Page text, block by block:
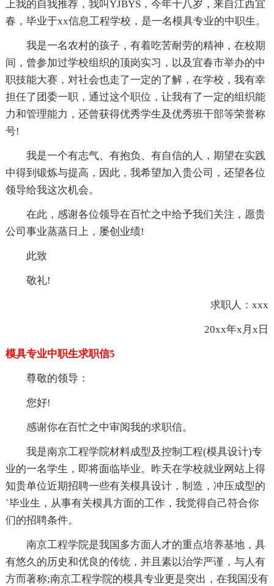
上我的自我推荐，我叫YJBYS，今年十八岁，来自江西宜
春，毕业于xx信息工程学校，是一名模具专业的中职生。
我是一名农村的孩子，有着吃苦耐劳的精神，在校期
间，曾参加过学校组织的顶岗实习，以及宜春市举办的中
职技能大赛，对社会也走了一定的了解，在学校，我有幸
担任了团委一职，通过这个职位，让我有了一定的组织能
力和管理能力，还曾获得优秀学生及优秀班干部等荣誉称
号!
我是一个有志气、有抱负、有自信的人，期望在实践
中得到锻炼与提高，因此，我希望加入贵公司，还望各位
领导给我这次机会。
在此，感谢各位领导在百忙之中给予我们关注，愿贵
公司事业蒸蒸日上，屡创业绩!
此致
敬礼!
求职人：xxx
20xx年x月x日
模具专业中职生求职信5
尊敬的领导：
您好!
感谢你在百忙之中审阅我的求职信。
我是南京工程学院材料成型及控制工程(模具设计)专
业的一名学生，即将面临毕业。昨天在学校就业网站上得
知贵单位近期招聘一些有关模具设计，制造，冲压成型的
`毕业生，从事有关模具方面的工作，我觉得自己符合你
们的招聘条件。
南京工程学院是我国多方面人才的重点培养基地，具
有悠久的历史和优良的传统，并且素以治学严谨，与人有
方而著称;南京工程学院的模具专业更是突出，在我国没有